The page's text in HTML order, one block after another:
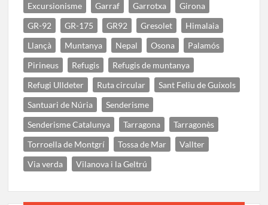
Excursionisme
Garraf Garrotxa
Girona
GR-92
GR-175 GR92 Gresolet
Himalaia
Llançà
Muntanya Nepal Osona
Palamós
Pirineus
Refugis
Refugis de muntanya
Refugi Ulldeter
Ruta circular
Sant Feliu de Guíxols
Santuari de Núria
Senderisme
Senderisme Catalunya
Tarragona
Tarragonès
Torroella de Montgrí
Tossa de Mar
Vallter
Via verda
Vilanova i la Geltrú